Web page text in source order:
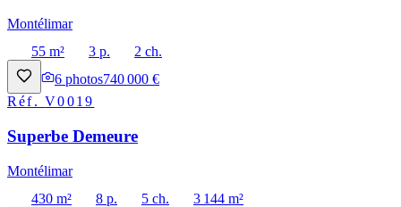
Montélimar
55 m²
3 p.
2 ch.
6 photos740 000 €
Réf.V0019
Superbe Demeure
Montélimar
430 m²
8 p. 5 ch.
3 144 m²